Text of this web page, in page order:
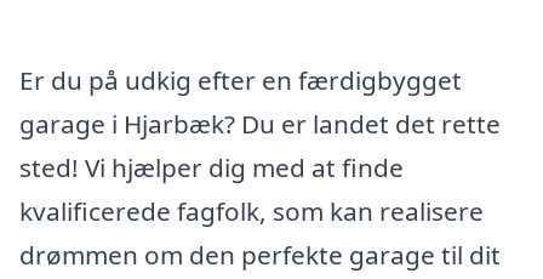
Er du på udkig efter en færdigbygget
garage i Hjarbæk? Du er landet det rette
sted! Vi hjælper dig med at finde
kvalificerede fagfolk, som kan realisere
drømmen om den perfekte garage til dit